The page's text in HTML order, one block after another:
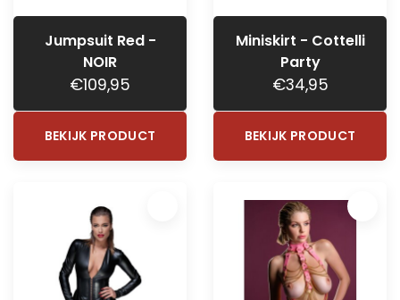
Jumpsuit Red -
NOIR
€109,95
BEKIJK PRODUCT
Miniskirt - Cottelli
Party
€34,95
BEKIJK PRODUCT